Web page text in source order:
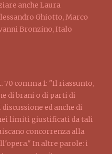
anche Laura
Ghiotto, Marco
Bronzino, Italo
70 comma 1: "Il riassunto,
di brani o di parti di
ed anche di
limiti giustificati da tali
concorrenza alla
In altre parole: i